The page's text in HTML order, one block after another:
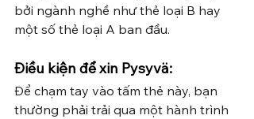
bởi ngành nghề như thẻ loại B hay
một số thẻ loại A ban đầu.
Điều kiện để xin Pysyvä:
Để chạm tay vào tấm thẻ này, bạn
thường phải trải qua một hành trình